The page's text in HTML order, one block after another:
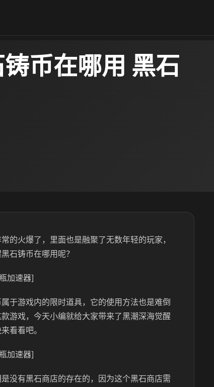
币在哪用 黑石
的火爆了，里面也是融聚了无数年轻的玩家，
石铸币在哪用呢？
加速器]
于游戏内的限时道具，它的使用方法也是难倒
游戏，今天小编就给大家带来了黑潮深海觉醒
看看吧。
加速器]
没有黑石商店的存在的，因为这个黑石商店需